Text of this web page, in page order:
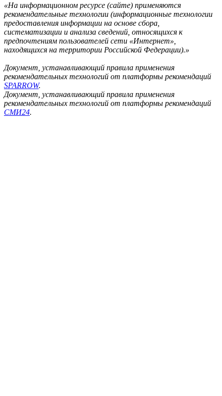
«На информационном ресурсе (сайте) применяются
рекомендательные технологии (информационные технологии
предоставления информации на основе сбора,
систематизации и анализа сведений, относящихся к
предпочтениям пользователей сети «Интернет»,
находящихся на территории Российской Федерации).»
Документ, устанавливающий правила применения
рекомендательных технологий от платформы рекомендаций
SPARROW.
Документ, устанавливающий правила применения
рекомендательных технологий от платформы рекомендаций
СМИ24.